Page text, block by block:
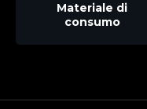
Materiale di
consumo